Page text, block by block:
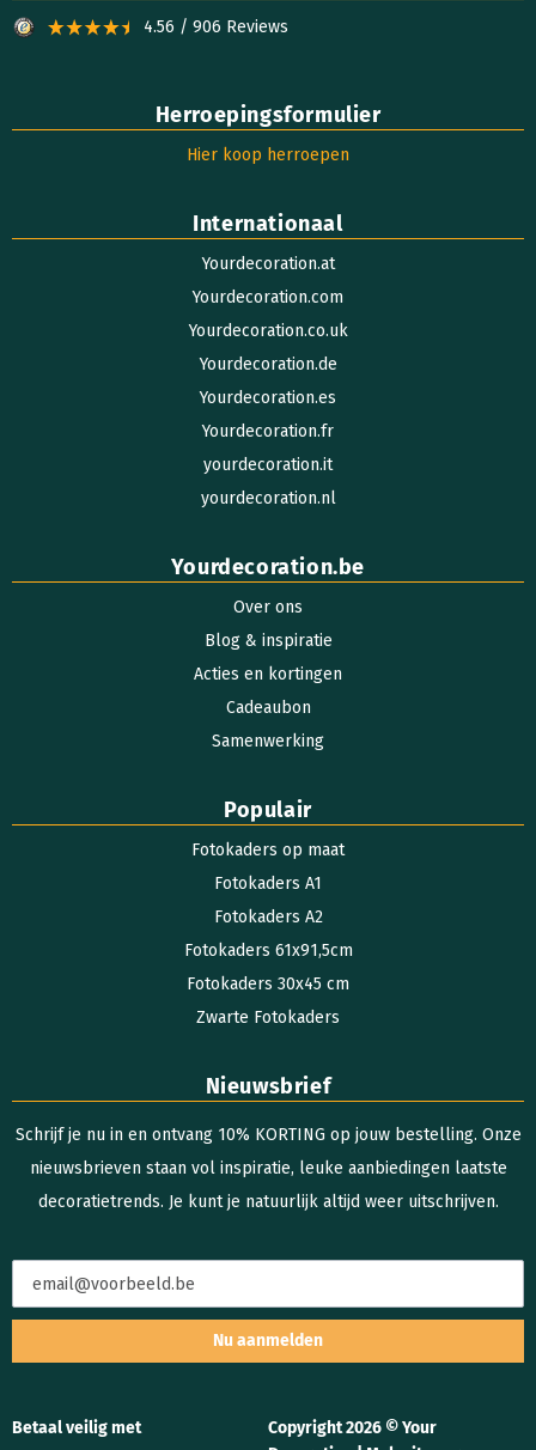
4.56 / 906 Reviews
Herroepingsformulier
Hier koop herroepen
Internationaal
Yourdecoration.at
Yourdecoration.com
Yourdecoration.co.uk
Yourdecoration.de
Yourdecoration.es
Yourdecoration.fr
yourdecoration.it
yourdecoration.nl
Yourdecoration.be
Over ons
Blog & inspiratie
Acties en kortingen
Cadeaubon
Samenwerking
Populair
Fotokaders op maat
Fotokaders A1
Fotokaders A2
Fotokaders 61x91,5cm
Fotokaders 30x45 cm
Zwarte Fotokaders
Nieuwsbrief
Schrijf je nu in en ontvang 10% KORTING op jouw bestelling. Onze
nieuwsbrieven staan vol inspiratie, leuke aanbiedingen laatste
decoratietrends. Je kunt je natuurlijk altijd weer uitschrijven.
Nu aanmelden
Betaal veilig met
Copyright 2026 © Your